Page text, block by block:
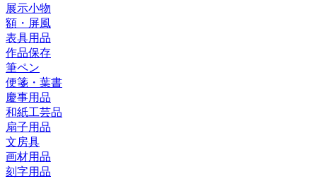
展示小物
額・屏風
表具用品
作品保存
筆ペン
便箋・葉書
慶事用品
和紙工芸品
扇子用品
文房具
画材用品
刻字用品